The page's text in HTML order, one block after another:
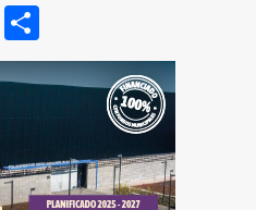
Compartir